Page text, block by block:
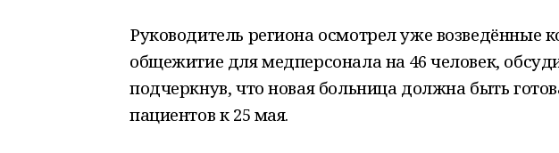
Руководитель региона осмотрел уже возведённые
общежитие для медперсонала на 46 человек,
подчеркнув, что новая больница должна быть
пациентов к 25 мая.